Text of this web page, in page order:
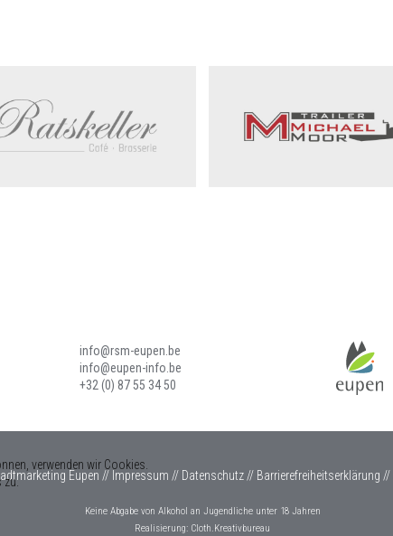
info@rsm-eupen.be
info@eupen-info.be
+32 (0) 87 55 34 50
Eupen // Impressum // Datenschutz // Barrierefreiheitserklärung //
Keine Abgabe von Alkohol an Jugendliche unter 18 Jahren
Realisierung: Cloth.Kreativbureau
verwenden wir Cookies.
zu.